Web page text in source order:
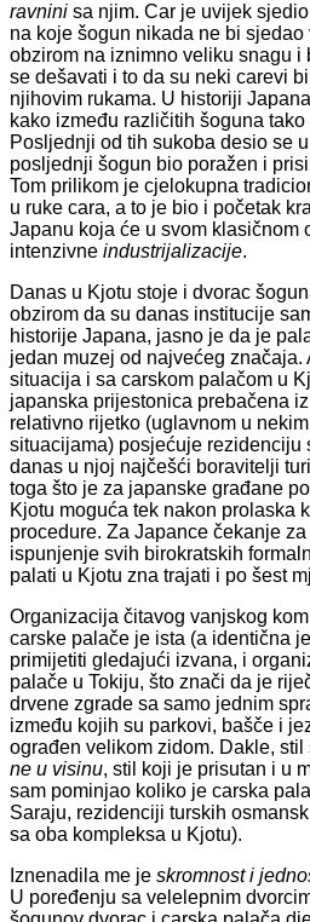
ravnini sa njim. Car je uvijek
na koje šogun nikada ne bi
obzirom na iznimno veliku snagu i
se dešavati i to da su neki carevi
njihovim rukama. U historiji
kako između različitih šoguna
Posljednji od tih sukoba desio se
posljednji šogun bio poražen i
Tom prilikom je cjelokupna
u ruke cara, a to je bio i početak
Japanu koja će u svom klasičnom
intenzivne industrijalizacije.
Danas u Kjotu stoje i dvorac
obzirom da su danas institucije
historije Japana, jasno je da je
jedan muzej od najvećeg
situacija i sa carskom palačom u
japanska prijestonica prebačena
relativno rijetko (uglavnom u
situacijama) posjećuje rezidenciju
danas u njoj najčešći boravitelji
toga što je za japanske građane
Kjotu moguća tek nakon prolaska
procedure. Za Japance čekanje
ispunjenje svih birokratskih
palati u Kjotu zna trajati i po šest
Organizacija čitavog vanjskog
carske palače je ista (a identična
primijetiti gledajući izvana, i
palače u Tokiju, što znači da je
drvene zgrade sa samo jednim
između kojih su parkovi, bašče i
ograđen velikom zidom. Dakle,
ne u visinu, stil koji je prisutan i u
sam pominjao koliko je carska
Saraju, rezidenciji turskih
sa oba kompleksa u Kjotu).
Iznenadila me je skromnost i
U poređenju sa velelepnim